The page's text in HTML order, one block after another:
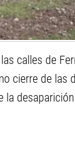
calles de
cierre de las
la